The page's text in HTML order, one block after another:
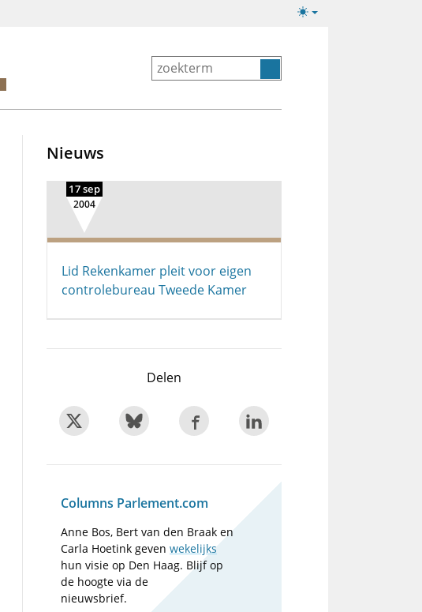
Lichte/donkere
Nieuws
17 sep
2004
Lid Rekenkamer pleit voor eigen
controlebureau Tweede Kamer
Delen
Columns Parlement.com
Anne Bos, Bert van den Braak en
Carla Hoetink gevenwekelijks
hun visie op Den Haag. Blijf op
de hoogte via de
nieuwsbrief.